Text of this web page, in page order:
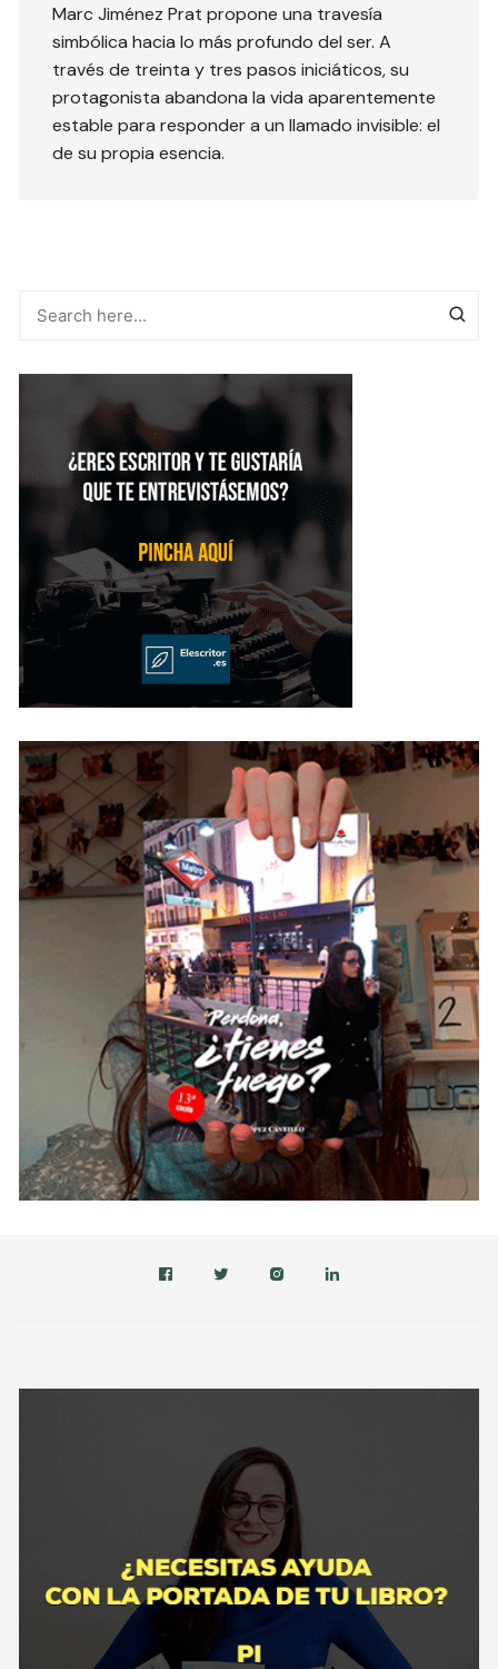
Marc Jiménez Prat propone una travesía
simbólica hacia lo más profundo del ser. A
través de treinta y tres pasos iniciáticos, su
protagonista abandona la vida aparentemente
estable para responder a un llamado invisible: el
de su propia esencia.